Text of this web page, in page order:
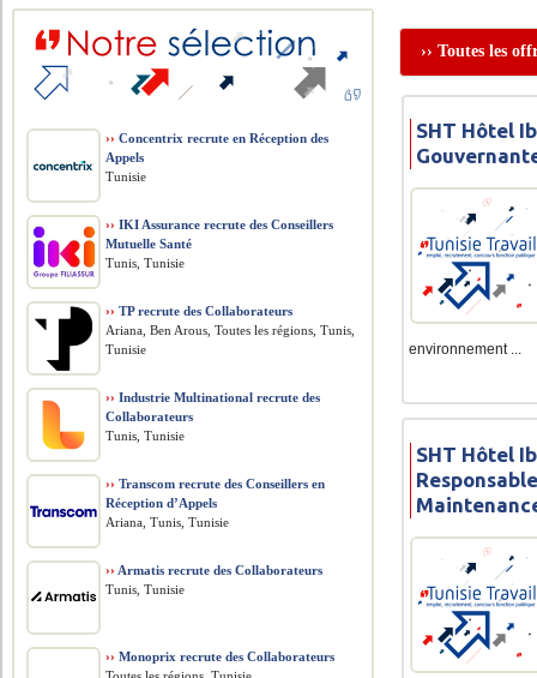
›› Toutes les
SHT Hôtel
environnement ...
SHT Hôtel
›› Concentrix recrute en Réception des
Appels
Tunisie
›› IKI Assurance recrute des Conseillers
Mutuelle Santé
Tunis, Tunisie
›› TP recrute des Collaborateurs
Ariana, Ben Arous, Toutes les régions, Tunis,
Tunisie
›› Industrie Multinational recrute des
Collaborateurs
Tunis, Tunisie
›› Transcom recrute des Conseillers en
Réception d’Appels
Ariana, Tunis, Tunisie
›› Armatis recrute des Collaborateurs
Tunis, Tunisie
›› Monoprix recrute des Collaborateurs